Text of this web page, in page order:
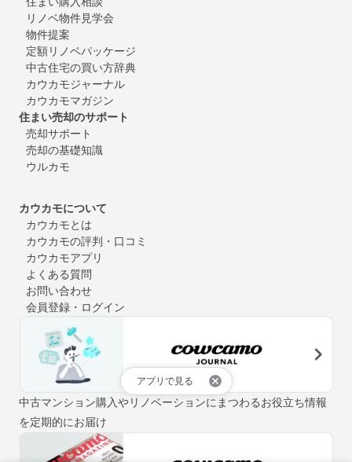
アプリで見る
リノベ物件見学会
物件提案
定額リノベパッケージ
中古住宅の買い方辞典
カウカモジャーナル
カウカモマガジン
住まい売却のサポート
売却サポート
売却の基礎知識
ウルカモ
カウカモについて
カウカモとは
カウカモの評判・口コミ
カウカモアプリ
よくある質問
お問い合わせ
会員登録・ログイン
中古マンション購入やリノベーションにまつわるお役立ち情報
を定期的にお届け